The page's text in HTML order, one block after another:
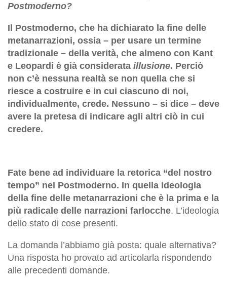
Postmoderno?
Il Postmoderno, che ha dichiarato la fine delle
metanarrazioni, ossia – per usare un termine
tradizionale – della verità, che almeno con Kant
e Leopardi è già considerata illusione. Perciò
non c’è nessuna realtà se non quella che si
riesce a costruire e in cui ciascuno di noi,
individualmente, crede. Nessuno – si dice – deve
avere la pretesa di indicare agli altri ciò in cui
credere.
Fate bene ad individuare la retorica “del nostro
tempo” nel Postmoderno. In quella ideologia
della fine delle metanarrazioni che è la prima e la
più radicale delle narrazioni farlocche. L’ideologia
dello stato di cose presenti.
La domanda l’abbiamo già posta: quale alternativa?
Una risposta ho provato ad articolarla rispondendo
alle precedenti domande.